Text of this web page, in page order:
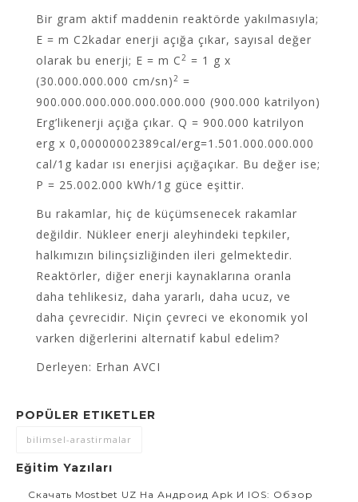
Bir gram aktif maddenin reaktörde yakılmasıyla;
E = m C2kadar enerji açığa çıkar, sayısal değer
olarak bu enerji; E = m C2 = 1 g x
(30.000.000.000 cm/sn)2 =
900.000.000.000.000.000.000 (900.000 katrilyon)
Erg’likenerji açığa çıkar. Q = 900.000 katrilyon
erg x 0,00000002389cal/erg=1.501.000.000.000
cal/1g kadar ısı enerjisi açığaçıkar. Bu değer ise;
P = 25.002.000 kWh/1g güce eşittir.
Bu rakamlar, hiç de küçümsenecek rakamlar
değildir. Nükleer enerji aleyhindeki tepkiler,
halkımızın bilinçsizliğinden ileri gelmektedir.
Reaktörler, diğer enerji kaynaklarına oranla
daha tehlikesiz, daha yararlı, daha ucuz, ve
daha çevrecidir. Niçin çevreci ve ekonomik yol
varken diğerlerini alternatif kabul edelim?
Derleyen: Erhan AVCI
POPÜLER ETIKETLER
bilimsel-arastirmalar
Eğitim Yazıları
Скачать Mostbet UZ На Андроид Apk И IOS: Обзор